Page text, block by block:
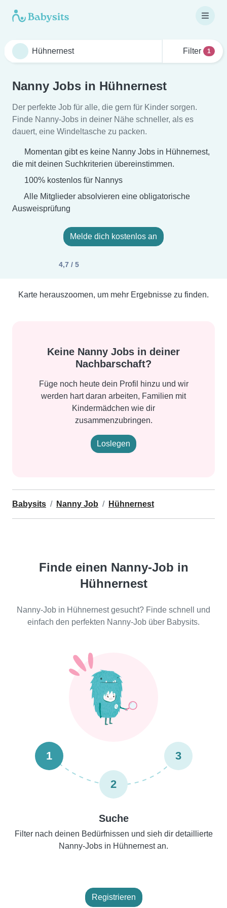
Filter 1
Nanny Jobs in Hühnernest
Der perfekte Job für alle, die gern für Kinder sorgen.
Finde Nanny-Jobs in deiner Nähe schneller, als es
dauert, eine Windeltasche zu packen.
Momentan gibt es keine Nanny Jobs in Hühnernest,
die mit deinen Suchkriterien übereinstimmen.
100% kostenlos für Nannys
Alle Mitglieder absolvieren eine obligatorische
Ausweisprüfung
Melde dich kostenlos an
4,7 / 5
Karte herauszoomen, um mehr Ergebnisse zu finden.
Keine Nanny Jobs in deiner
Nachbarschaft?
Füge noch heute dein Profil hinzu und wir
werden hart daran arbeiten, Familien mit
Kindermädchen wie dir
zusammenzubringen.
Loslegen
Babysits Nanny Job Hühnernest
Finde einen Nanny-Job in
Hühnernest
Nanny-Job in Hühnernest gesucht? Finde schnell und
einfach den perfekten Nanny-Job über Babysits.
1
2
3
Suche
Filter nach deinen Bedürfnissen und sieh dir detaillierte
Nanny-Jobs in Hühnernest an.
Registrieren